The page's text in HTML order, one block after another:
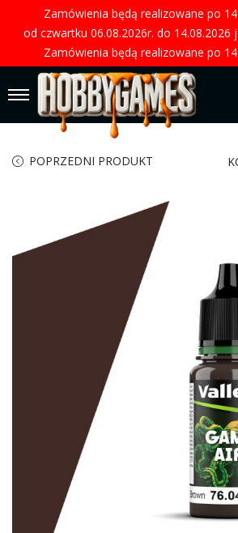
Zamówienia będą realizowane po
od czwartku 06.08.2026r. do 14.08.2026
Zamówienia będą realizowane po
POPRZEDNI PRODUKT